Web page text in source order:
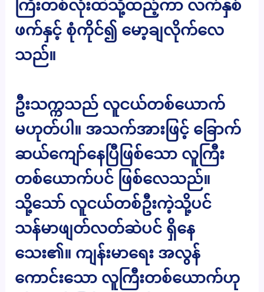
ကြီးတစ်လုံးထဲသို့ထည့်ကာ လက်နှစ်
ဖက်နှင့် စုံကိုင်၍ မော့ချလိုက်လေ
သည်။
ဦးသက္ကသည် လူငယ်တစ်ယောက်
မဟုတ်ပါ။ အသက်အားဖြင့် ခြောက်
ဆယ်ကျော်နေပြီဖြစ်သော လူကြီး
တစ်ယောက်ပင် ဖြစ်လေသည်။
သို့သော် လူငယ်တစ်ဦးကဲ့သို့ပင်
သန်မာဖျတ်လတ်ဆဲပင် ရှိနေ
သေး၏။ ကျန်းမာရေး အလွန်
ကောင်းသော လူကြီးတစ်ယောက်ဟု